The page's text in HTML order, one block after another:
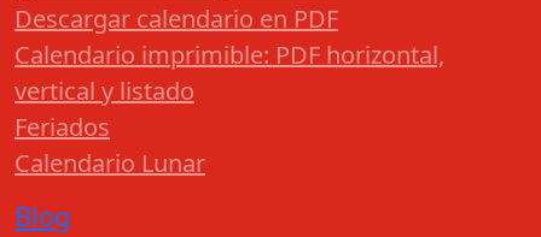
Descargar calendario en PDF
Calendario imprimible: PDF horizontal,
vertical y listado
Feriados
Calendario Lunar
Blog